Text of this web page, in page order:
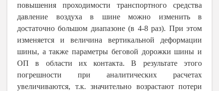
повышения проходимости транспортного средства
давление воздуха в шине можно изменить в
достаточно большом диапазоне (в 4-8 раз). При этом
изменяется и величина вертикальной деформации
шины, а также параметры беговой дорожки шины и
ОП в области их контакта. В результате этого
погрешности при аналитических расчетах
увеличиваются, т.к. значительно возрастают потери